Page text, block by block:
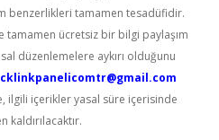
benzerlikleri tamamen tesadüfidir.
tamamen ücretsiz bir bilgi paylaşım
düzenlemelere aykırı olduğunu
ilgili içerikler yasal süre içerisinde
kaldırılacaktır.